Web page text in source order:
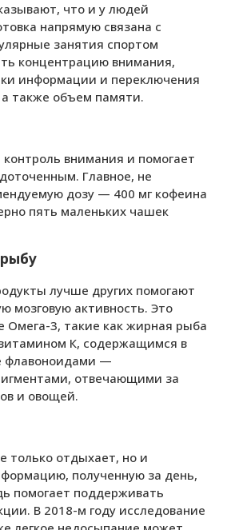
что и у людей
напрямую связана с
занятия спортом
концентрацию внимания,
информации и переключения
также объем памяти.
внимания и помогает
Главное, не
дозу — 400 мг кофеина
пять маленьких чашек
лучше других помогают
мозговую активность. Это
Омега-3, такие как жирная рыба
К, содержащимся в
флавоноидами —
отвечающими за
и овощей.
только отдыхает, но и
полученную за день,
помогает поддерживать
В 2018-м году исследование